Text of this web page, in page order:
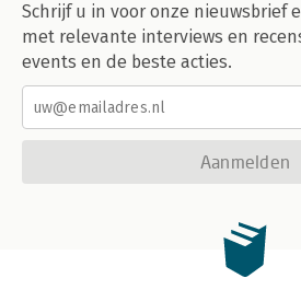
Schrijf u in voor onze nieuwsbrief
met relevante interviews en
events en de beste acties.
Aanmelden